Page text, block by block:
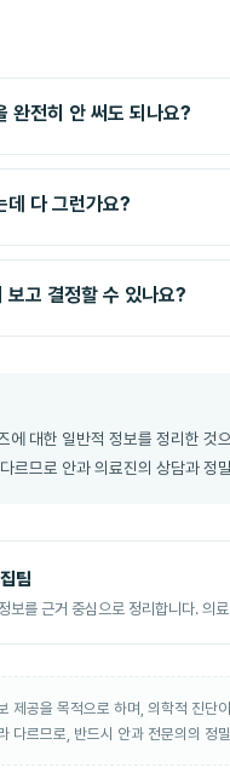
완전히 안 써도 되나요?
데 다 그런가요?
보고 결정할 수 있나요?
에 대한 일반적 정보를 정리한 것
르므로 안과 의료진의 상담과 정
팀
보를 근거 중심으로 정리합니다. 의
제공을 목적으로 하며, 의학적 진단
다르므로, 반드시 안과 전문의의 정